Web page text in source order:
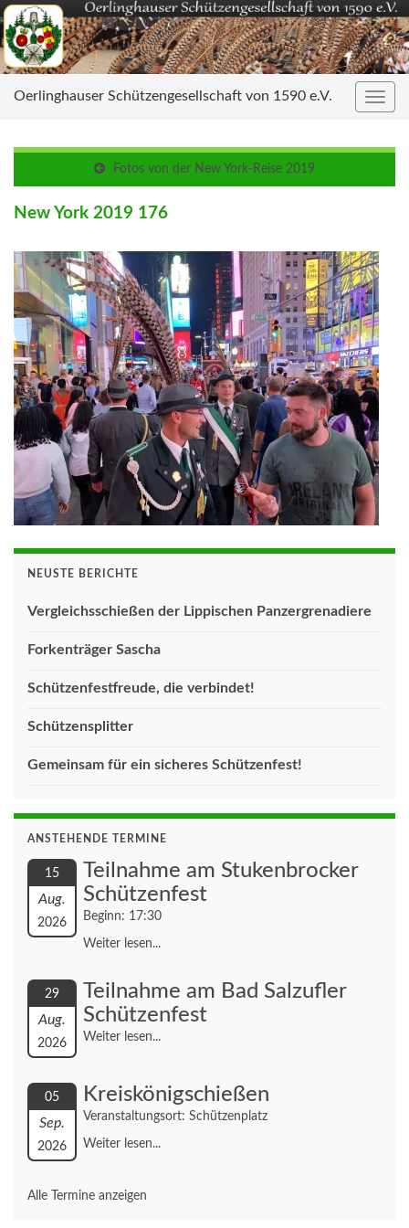
Oerlinghauser Schützengesellschaft von 1590 e.V.
Fotos von der New York-Reise 2019
New York 2019 176
NEUSTE BERICHTE
Vergleichsschießen der Lippischen Panzergrenadiere
Forkenträger Sascha
Schützenfestfreude, die verbindet!
Schützensplitter
Gemeinsam für ein sicheres Schützenfest!
ANSTEHENDE TERMINE
15
Aug.
2026
Teilnahme am Stukenbrocker
Schützenfest
Beginn: 17:30
Weiter lesen...
29
Aug.
2026
Teilnahme am Bad Salzufler
Schützenfest
Weiter lesen...
05
Sep.
2026
Kreiskönigschießen
Veranstaltungsort: Schützenplatz
Weiter lesen...
Alle Termine anzeigen